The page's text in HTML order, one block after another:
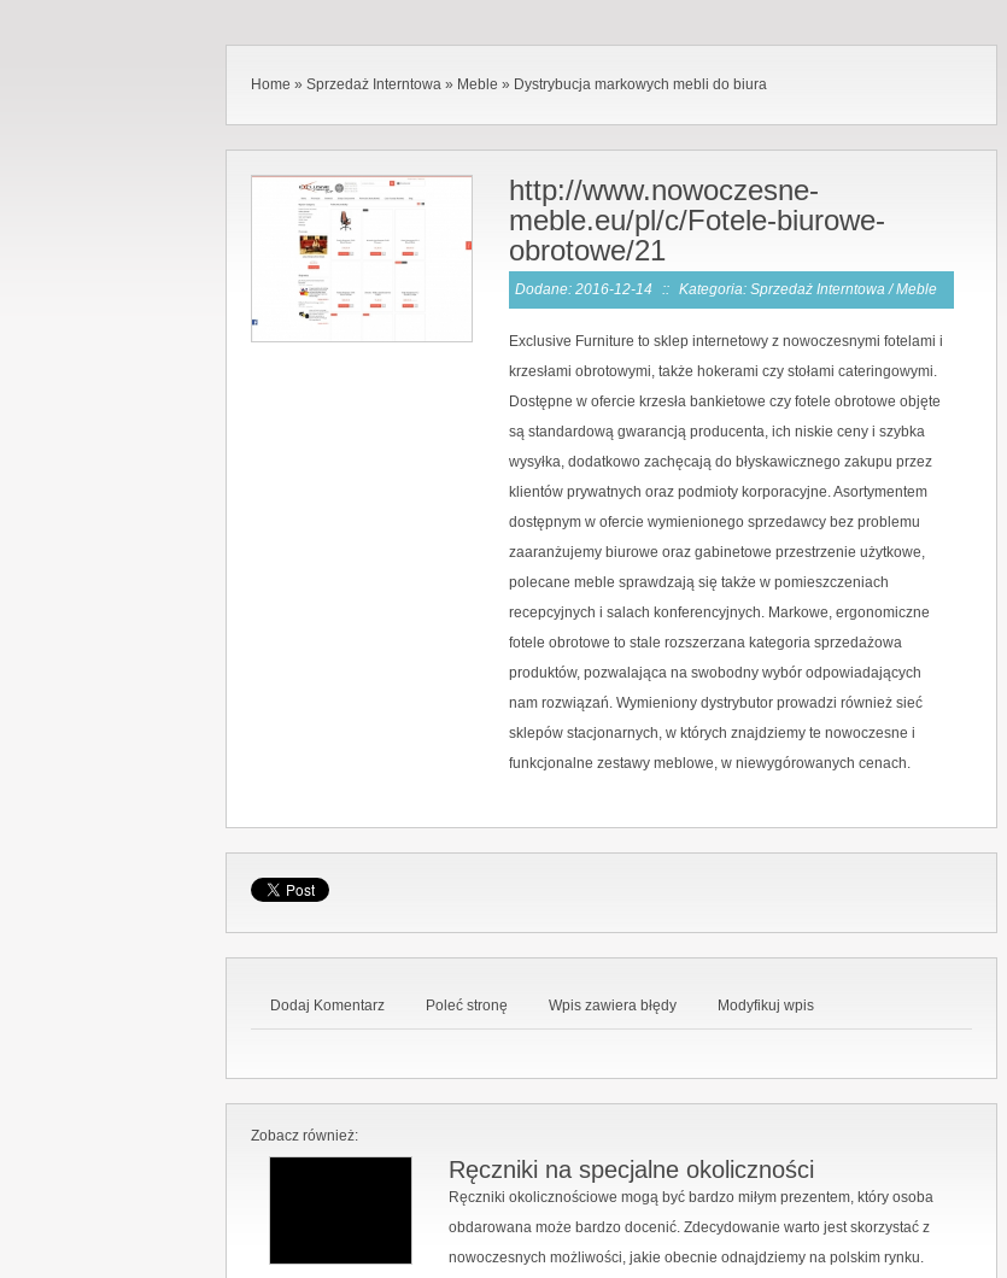
Home » Sprzedaż Interntowa » Meble » Dystrybucja markowych mebli do biura
http://www.nowoczesne-
meble.eu/pl/c/Fotele-biurowe-
obrotowe/21
Dodane: 2016-12-14 :: Kategoria: Sprzedaż Interntowa / Meble
Exclusive Furniture to sklep internetowy z nowoczesnymi fotelami i
krzesłami obrotowymi, także hokerami czy stołami cateringowymi.
Dostępne w ofercie krzesła bankietowe czy fotele obrotowe objęte
są standardową gwarancją producenta, ich niskie ceny i szybka
wysyłka, dodatkowo zachęcają do błyskawicznego zakupu przez
klientów prywatnych oraz podmioty korporacyjne. Asortymentem
dostępnym w ofercie wymienionego sprzedawcy bez problemu
zaaranżujemy biurowe oraz gabinetowe przestrzenie użytkowe,
polecane meble sprawdzają się także w pomieszczeniach
recepcyjnych i salach konferencyjnych. Markowe, ergonomiczne
fotele obrotowe to stale rozszerzana kategoria sprzedażowa
produktów, pozwalająca na swobodny wybór odpowiadających
nam rozwiązań. Wymieniony dystrybutor prowadzi również sieć
sklepów stacjonarnych, w których znajdziemy te nowoczesne i
funkcjonalne zestawy meblowe, w niewygórowanych cenach.
Dodaj Komentarz Poleć stronę Wpis zawiera błędy Modyfikuj wpis
Zobacz również:
Ręczniki na specjalne okoliczności
Ręczniki okolicznościowe mogą być bardzo miłym prezentem, który osoba
obdarowana może bardzo docenić. Zdecydowanie warto jest skorzystać z
nowoczesnych możliwości, jakie obecnie odnajdziemy na polskim rynku.